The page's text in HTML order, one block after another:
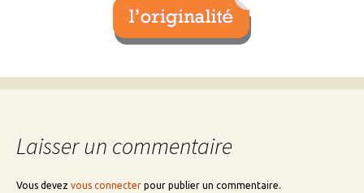
Laisser un commentaire
Vous devez vous connecter pour publier un commentaire.